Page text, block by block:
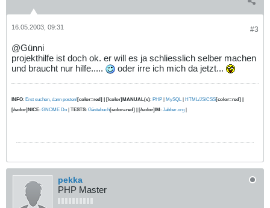
#3
16.05.2003, 09:31
@Günni
projekthilfe ist doch ok. er will es ja schliesslich selber machen
und braucht nur hilfe.....
oder irre ich mich da jetzt...
INFO: Erst suchen, dann posten![color=red] | [/color]MANUAL(s): PHP | MySQL | HTML/JS/CSS[color=red] |
[/color]NICE: GNOME Do | TESTS: Gästebuch[color=red] | [/color]IM: Jabber.org |
pekka
PHP Master